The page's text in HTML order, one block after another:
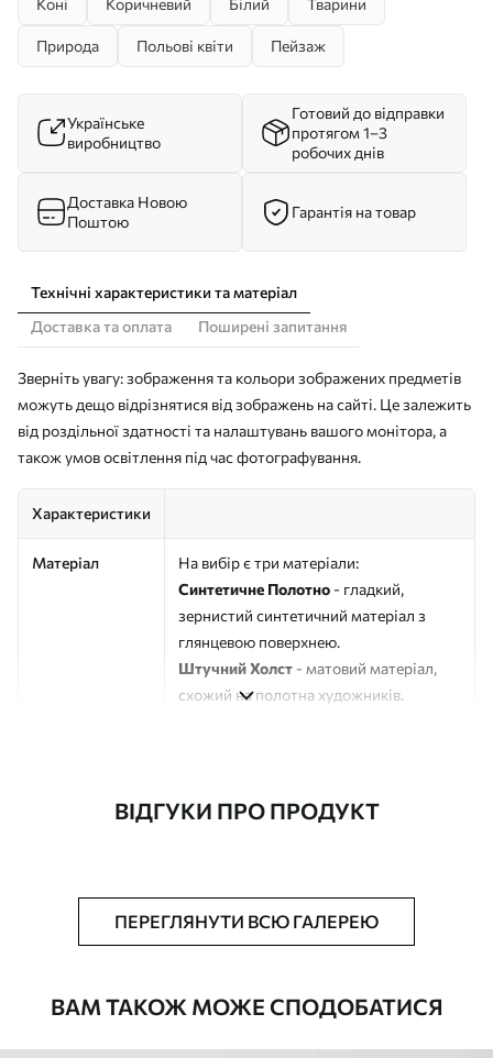
Коні Коричневий Білий Тварини
Природа Польові квіти Пейзаж
Українське
виробництво
Готовий до відправки
протягом 1–3
робочих днів
Доставка Новою
Поштою
Гарантія на товар
Технічні характеристики та матеріал
Доставка та оплата
Поширені запитання
Зверніть увагу: зображення та кольори зображених предметів
можуть дещо відрізнятися від зображень на сайті. Це залежить
від роздільної здатності та налаштувань вашого монітора, а
також умов освітлення під час фотографування.
Характеристики
Матеріал
На вибір є три матеріали:
Синтетичне Полотно - гладкий,
зернистий синтетичний матеріал з
глянцевою поверхнею.
Штучний Холст - матовий матеріал,
схожий на полотна художників.
Додатково Можна додати лакове покриття.
ВІДГУКИ ПРО ПРОДУКТ
ПЕРЕГЛЯНУТИ ВСЮ ГАЛЕРЕЮ
ВАМ ТАКОЖ МОЖЕ СПОДОБАТИСЯ